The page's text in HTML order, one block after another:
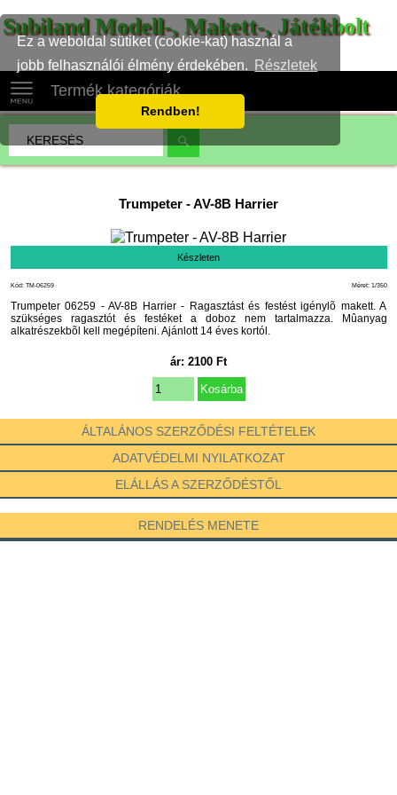
Ez a weboldal sütiket (cookie-kat) használ a
jobb felhasználói élmény érdekében.
Részletek
Rendben!
Subiland Modell-, Makett-, Játékbolt
Termék kategóriák
Trumpeter -AV-8B Harrier
Készleten
Méret: 1/350
Kód: TM-06259
Trumpeter 06259 - AV-8B Harrier - Ragasztást és festést igénylõ makett. A
szükséges ragasztót és festéket a doboz nem tartalmazza. Mûanyag
alkatrészekbõl kell megépíteni. Ajánlott 14 éves kortól.
ár: 2100 Ft
ÁLTALÁNOS SZERZŐDÉSI FELTÉTELEK
ADATVÉDELMI NYILATKOZAT
ELÁLLÁS A SZERZŐDÉSTŐL
RENDELÉS MENETE